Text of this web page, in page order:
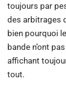
toujours par
des arbitrages
bien pourquoi
bande n’ont
affichant
tout.